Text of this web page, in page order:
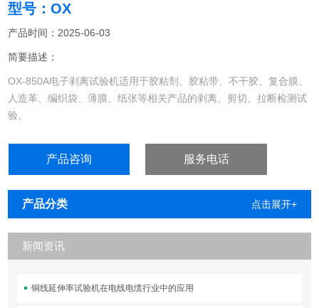
型号：OX
产品时间：2025-06-03
简要描述：
OX-850A电子剥离试验机适用于胶粘剂、胶粘带、不干胶、复合膜、
人造革、编织袋、薄膜、纸张等相关产品的剥离、剪切、拉断检测试
验。
产品咨询 服务电话
产品分类 点击展开+
新闻资讯
铜线延伸率试验机在电线电缆行业中的应用